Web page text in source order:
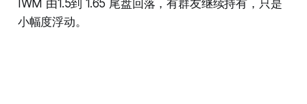
IWM 由1.5到 1.65 尾盘回落，有群友继续持有，只是
小幅度浮动。